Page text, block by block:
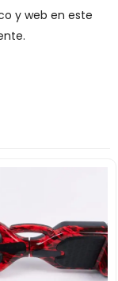
y web en este